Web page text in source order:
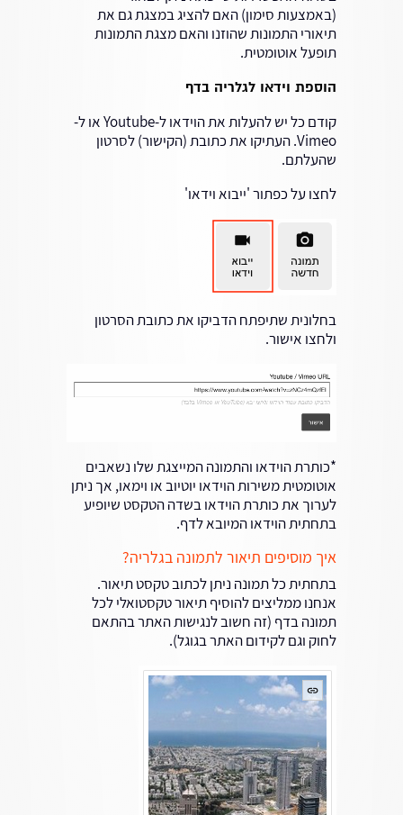
(באמצעות סימון) האם להציג במצגת גם את
תיאורי התמונות שהוזנו והאם מצגת התמונות
תופעל אוטומטית.
הוספת וידאו לגלריה בדף
קודם כל יש להעלות את הוידאו ל-Youtube או ל-
Vimeo. העתיקו את כתובת (הקישור) לסרטון
שהעלתם.
לחצו על כפתור 'ייבוא וידאו'
בחלונית שתיפתח הדביקו את כתובת הסרטון
ולחצו אישור.
*כותרת הוידאו והתמונה המייצגת שלו נשאבים
אוטומטית משירות הוידאו יוטיוב או וימאו, אך ניתן
לערוך את כותרת הוידאו בשדה הטקסט שיופיע
בתחתית הוידאו המיובא לדף.
איך מוסיפים תיאור לתמונה בגלריה?
בתחתית כל תמונה ניתן לכתוב טקסט תיאור.
אנחנו ממליצים להוסיף תיאור טקסטואלי לכל
תמונה בדף (זה חשוב לנגישות האתר בהתאם
לחוק וגם לקידום האתר בגוגל).